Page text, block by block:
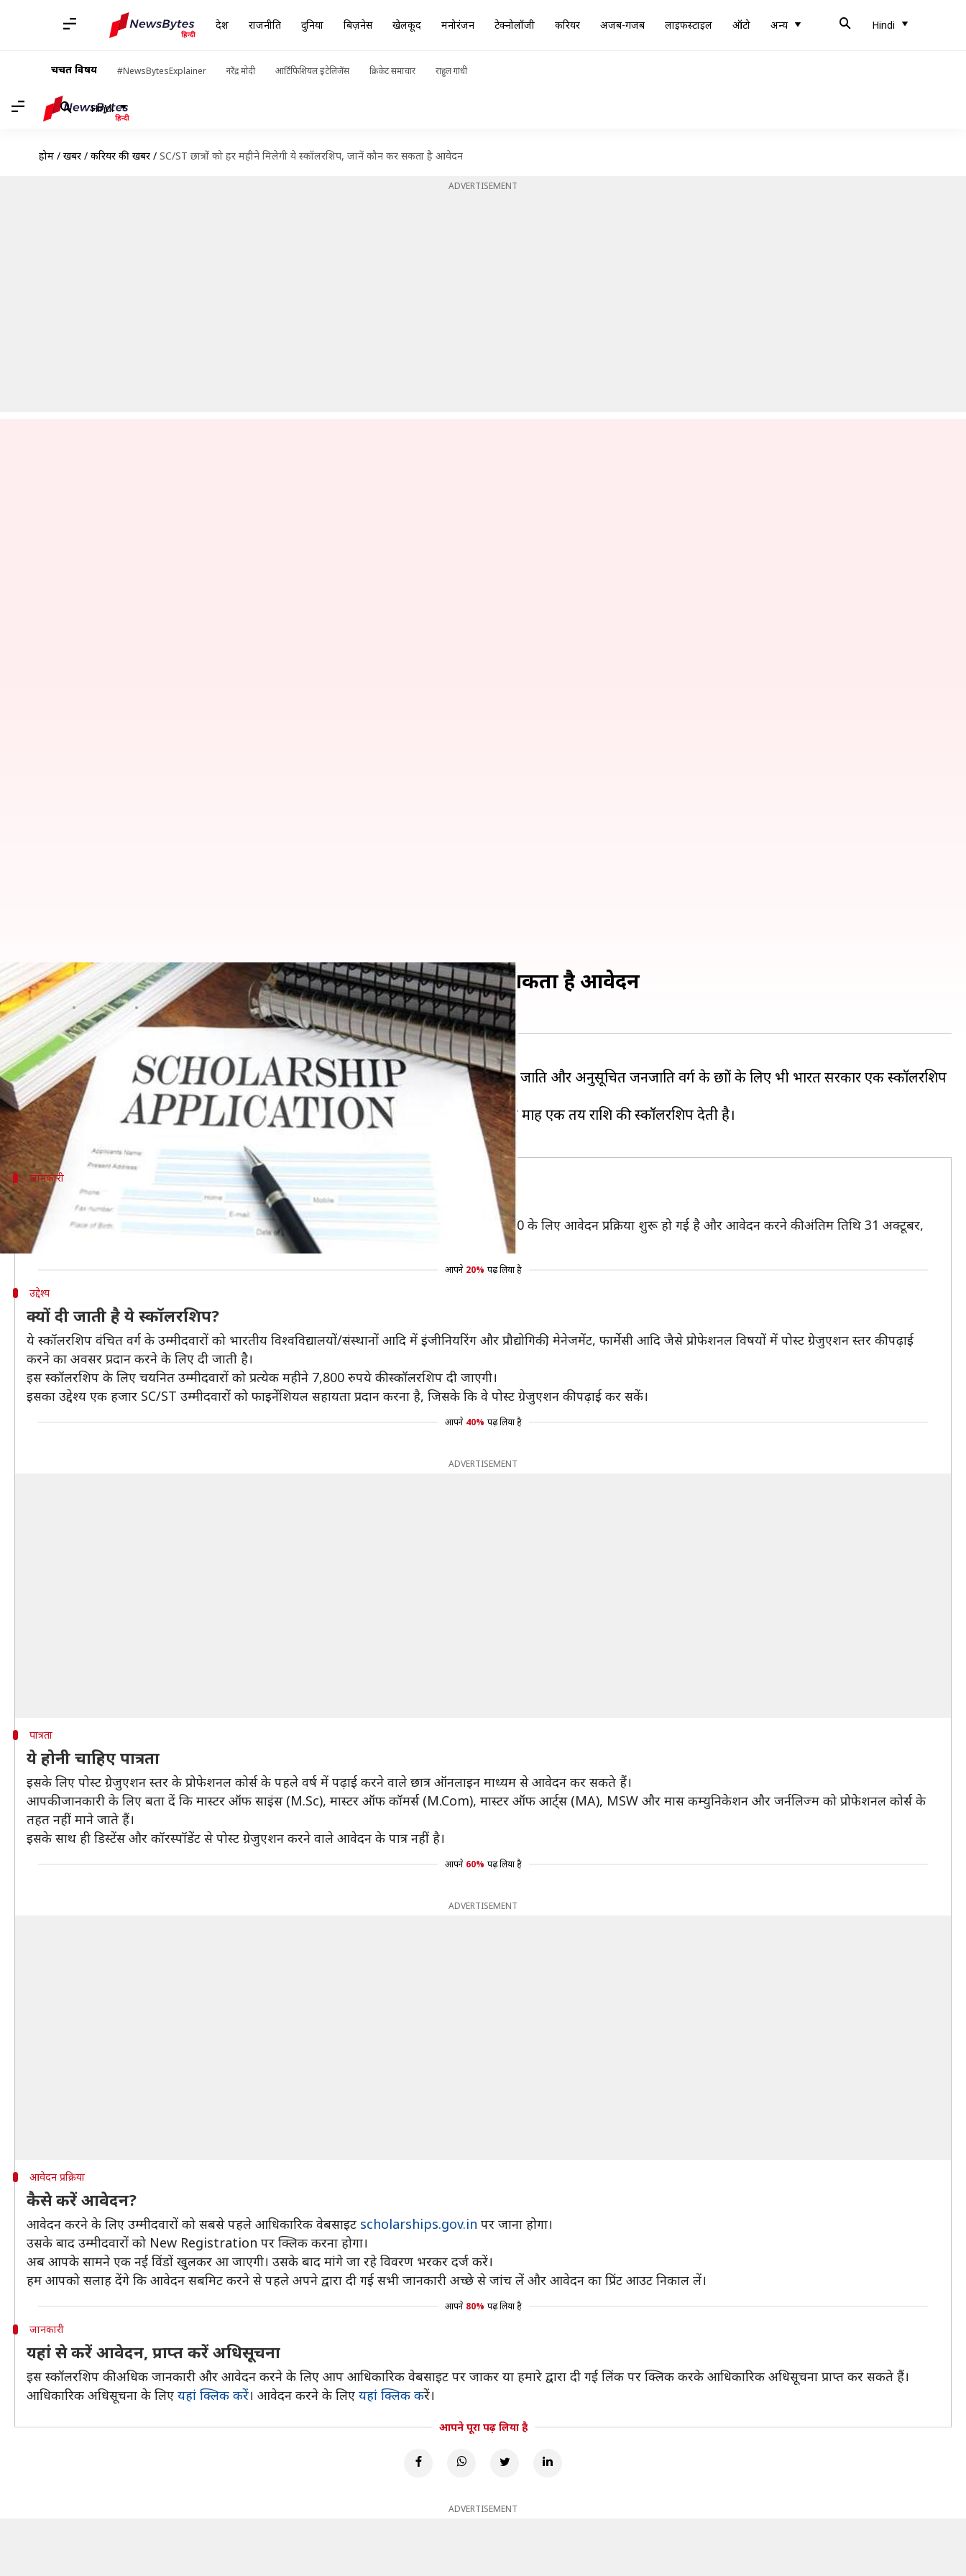
देश राजनीति दुनिया बिज़नेस खेलकूद मनोरंजन टेक्नोलॉजी करियर अजब-गजब लाइफस्टाइल ऑटो अन्य Hindi
चर्चित विषय #NewsBytesExplainer नरेंद्र मोदी आर्टिफिशियल इंटेलिजेंस क्रिकेट समाचार राहुल गांधी
Hindi
होम / खबरें / करियर की खबरें / SC/ST छात्रों को हर महीने मिलेगी ये स्कॉलरशिप, जानें कौन कर सकता है आवेदन
ADVERTISEMENT
SC/ST छात्रों को हर महीने मिलेगी ये स्कॉलरशिप, जानें कौन कर सकता है आवेदन
लेखन मोना दीक्षित Oct 21, 2019 11:09 am
क्या है खबर?
छात्रों को प्रोत्साहित करने के लिए भारत सरकार कई स्कॉलरशिप प्रदान करती है। इसी बीच अनुसूचित जाति और अनुसूचित जनजाति वर्ग के छात्रों के लिए भी भारत सरकार एक स्कॉलरशिप
प्रदान कर रही है।
पोस्ट ग्रेजुएट स्कॉलरशिप फॉर प्रोफेशनल कोर्स फॉर ST/ST 2019-20 के तहत सरकार छात्रों को प्रति माह एक तय राशि की स्कॉलरशिप देती है।
जानकारी
इस अंतिम तिथि से पहले करें आवेदन
आपकी जानकारी के लिए बता दें कि पोस्ट ग्रेजुएट स्कॉलरशिप फॉर प्रोफेशनल कोर्स फॉर ST/ST 2019-20 के लिए आवेदन प्रक्रिया शुरू हो गई है और आवेदन करने की अंतिम तिथि 31 अक्टूबर,
2019 है। आपको आधिकारिक वेबसाइट पर जाकर इसके लिए आवेदन करना होगा।
आपने 20% पढ़ लिया है
उद्देश्य
क्यों दी जाती है ये स्कॉलरशिप?
ये स्कॉलरशिप वंचित वर्ग के उम्मीदवारों को भारतीय विश्वविद्यालयों/संस्थानों आदि में इंजीनियरिंग और प्रौद्योगिकी, मेनेजमेंट, फार्मेसी आदि जैसे प्रोफेशनल विषयों में पोस्ट ग्रेजुएशन स्तर की पढ़ाई
करने का अवसर प्रदान करने के लिए दी जाती है।
इस स्कॉलरशिप के लिए चयनित उम्मीदवारों को प्रत्येक महीने 7,800 रुपये की स्कॉलरशिप दी जाएगी।
इसका उद्देश्य एक हजार SC/ST उम्मीदवारों को फाइनेंशियल सहायता प्रदान करना है, जिसके कि वे पोस्ट ग्रेजुएशन की पढ़ाई कर सकें।
आपने 40% पढ़ लिया है
ADVERTISEMENT
पात्रता
ये होनी चाहिए पात्रता
इसके लिए पोस्ट ग्रेजुएशन स्तर के प्रोफेशनल कोर्स के पहले वर्ष में पढ़ाई करने वाले छात्र ऑनलाइन माध्यम से आवेदन कर सकते हैं।
आपकी जानकारी के लिए बता दें कि मास्टर ऑफ साइंस (M.Sc), मास्टर ऑफ कॉमर्स (M.Com), मास्टर ऑफ आर्ट्स (MA), MSW और मास कम्युनिकेशन और जर्नलिज्म को प्रोफेशनल कोर्स के
तहत नहीं माने जाते हैं।
इसके साथ ही डिस्टेंस और कॉरस्पॉडेंट से पोस्ट ग्रेजुएशन करने वाले आवेदन के पात्र नहीं है।
आपने 60% पढ़ लिया है
ADVERTISEMENT
आवेदन प्रक्रिया
कैसे करें आवेदन?
आवेदन करने के लिए उम्मीदवारों को सबसे पहले आधिकारिक वेबसाइट scholarships.gov.in पर जाना होगा।
उसके बाद उम्मीदवारों को New Registration पर क्लिक करना होगा।
अब आपके सामने एक नई विंडों खुलकर आ जाएगी। उसके बाद मांगे जा रहे विवरण भरकर दर्ज करें।
हम आपको सलाह देंगे कि आवेदन सबमिट करने से पहले अपने द्वारा दी गई सभी जानकारी अच्छे से जांच लें और आवेदन का प्रिंट आउट निकाल लें।
आपने 80% पढ़ लिया है
जानकारी
यहां से करें आवेदन, प्राप्त करें अधिसूचना
इस स्कॉलरशिप की अधिक जानकारी और आवेदन करने के लिए आप आधिकारिक वेबसाइट पर जाकर या हमारे द्वारा दी गई लिंक पर क्लिक करके आधिकारिक अधिसूचना प्राप्त कर सकते हैं।
आधिकारिक अधिसूचना के लिए यहां क्लिक करें। आवेदन करने के लिए यहां क्लिक करें।
आपने पूरा पढ़ लिया है
ADVERTISEMENT